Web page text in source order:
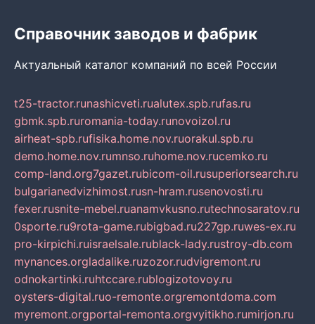
Справочник заводов и фабрик
Актуальный каталог компаний по всей России
t25-tractor.runashicveti.rualutex.spb.rufas.ru
gbmk.spb.ruromania-today.runovoizol.ru
airheat-spb.rufisika.home.nov.ruorakul.spb.ru
demo.home.nov.rumnso.ruhome.nov.rucemko.ru
comp-land.org7gazet.rubicom-oil.rusuperiorsearch.ru
bulgarianedvizhimost.rusn-hram.rusenovosti.ru
fexer.rusnite-mebel.ruanamvkusno.rutechnosaratov.ru
0sporte.ru9rota-game.rubigbad.ru227gp.ruwes-ex.ru
pro-kirpichi.ruisraelsale.rublack-lady.rustroy-db.com
mynances.orgladalike.ruzozor.rudvigremont.ru
odnokartinki.ruhtccare.rublogizotovoy.ru
oysters-digital.ruo-remonte.orgremontdoma.com
myremont.orgportal-remonta.orgvyitikho.rumirjon.ru